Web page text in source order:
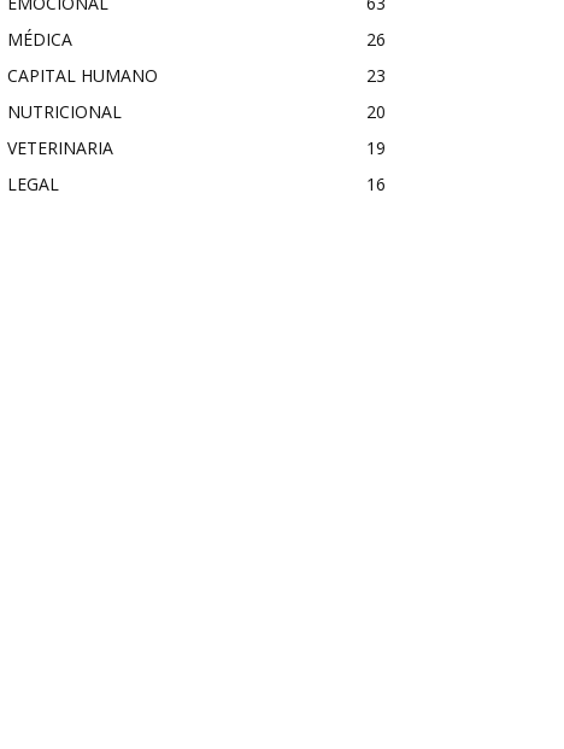
MÉDICA
26
CAPITAL HUMANO
23
NUTRICIONAL
20
VETERINARIA
19
LEGAL
16